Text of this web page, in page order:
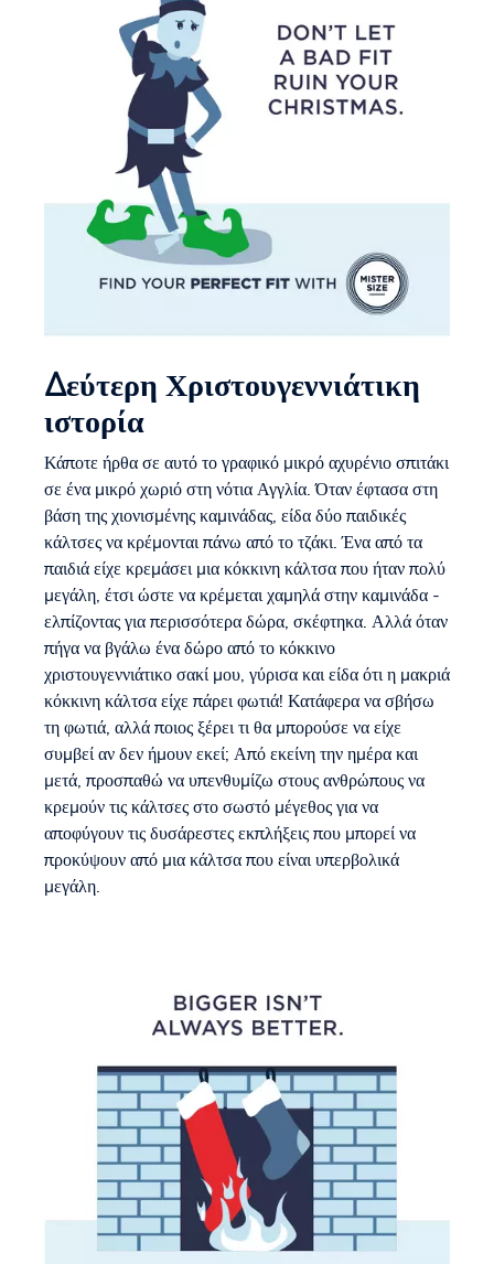
Δεύτερη Χριστουγεννιάτικη
ιστορία
Κάποτε ήρθα σε αυτό το γραφικό μικρό αχυρένιο σπιτάκι
σε ένα μικρό χωριό στη νότια Αγγλία. Όταν έφτασα στη
βάση της χιονισμένης καμινάδας, είδα δύο παιδικές
κάλτσες να κρέμονται πάνω από το τζάκι. Ένα από τα
παιδιά είχε κρεμάσει μια κόκκινη κάλτσα που ήταν πολύ
μεγάλη, έτσι ώστε να κρέμεται χαμηλά στην καμινάδα -
ελπίζοντας για περισσότερα δώρα, σκέφτηκα. Αλλά όταν
πήγα να βγάλω ένα δώρο από το κόκκινο
χριστουγεννιάτικο σακί μου, γύρισα και είδα ότι η μακριά
κόκκινη κάλτσα είχε πάρει φωτιά! Κατάφερα να σβήσω
τη φωτιά, αλλά ποιος ξέρει τι θα μπορούσε να είχε
συμβεί αν δεν ήμουν εκεί; Από εκείνη την ημέρα και
μετά, προσπαθώ να υπενθυμίζω στους ανθρώπους να
κρεμούν τις κάλτσες στο σωστό μέγεθος για να
αποφύγουν τις δυσάρεστες εκπλήξεις που μπορεί να
προκύψουν από μια κάλτσα που είναι υπερβολικά
μεγάλη.